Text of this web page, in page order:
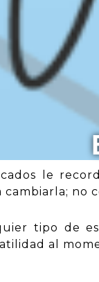
le
no
tipo de
al